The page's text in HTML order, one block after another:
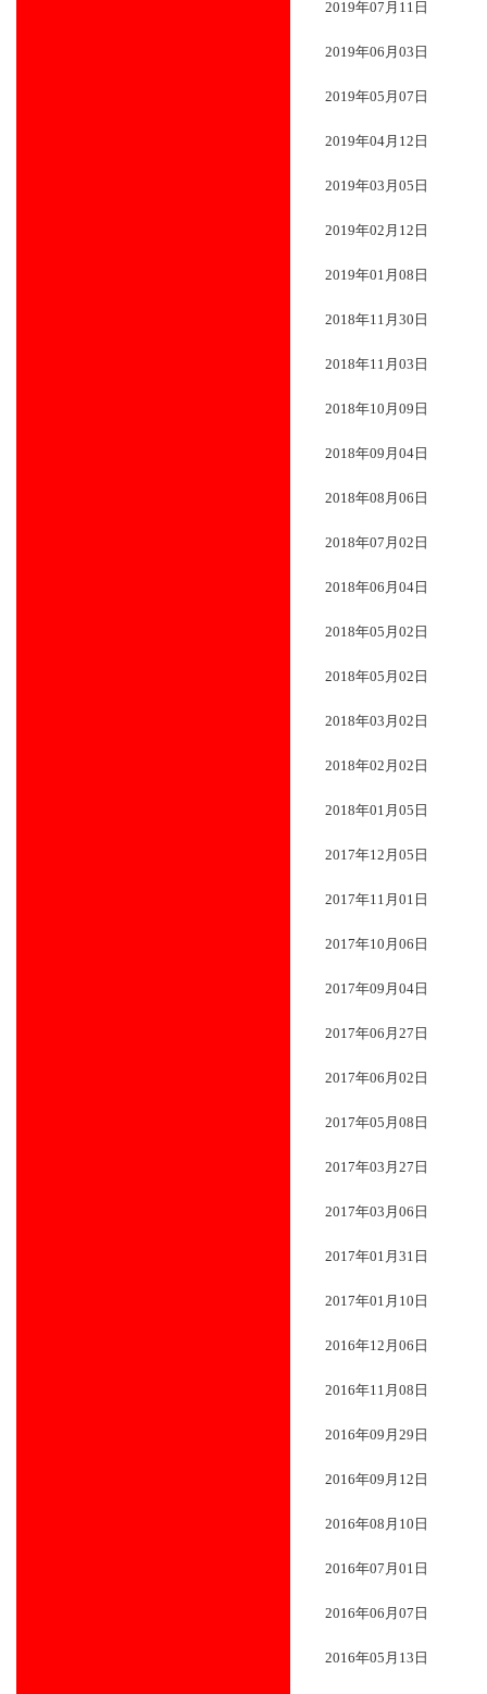
2019年07月11日
2019年06月03日
2019年05月07日
2019年04月12日
2019年03月05日
2019年02月12日
2019年01月08日
2018年11月30日
2018年11月03日
2018年10月09日
2018年09月04日
2018年08月06日
2018年07月02日
2018年06月04日
2018年05月02日
2018年05月02日
2018年03月02日
2018年02月02日
2018年01月05日
2017年12月05日
2017年11月01日
2017年10月06日
2017年09月04日
2017年06月27日
2017年06月02日
2017年05月08日
2017年03月27日
2017年03月06日
2017年01月31日
2017年01月10日
2016年12月06日
2016年11月08日
2016年09月29日
2016年09月12日
2016年08月10日
2016年07月01日
2016年06月07日
2016年05月13日